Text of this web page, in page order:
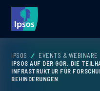
IPSOS
EVENTS & WEBINARE
IPSOS AUF DER GOR: DIE
INFRASTRUKTUR FÜR
BEHINDERUNGEN